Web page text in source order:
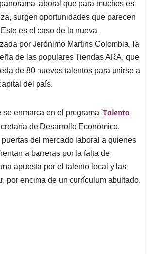
e
d
I
n
l
a
d
s
laboral que para muchos es
surgen oportunidades que parecen
es el caso de la nueva
por Jerónimo Martins Colombia, la
de las populares Tiendas ARA, que
de 80 nuevos talentos para unirse a
del país.
se enmarca en el programa 'Talento
de Desarrollo Económico,
del mercado laboral a quienes
a barreras por la falta de
apuesta por el talento local y las
por encima de un currículum abultado.